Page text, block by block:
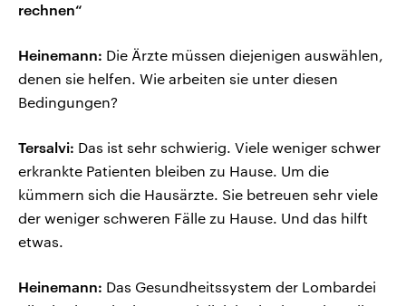
rechnen“
Heinemann: Die Ärzte müssen diejenigen auswählen,
denen sie helfen. Wie arbeiten sie unter diesen
Bedingungen?
Tersalvi: Das ist sehr schwierig. Viele weniger schwer
erkrankte Patienten bleiben zu Hause. Um die
kümmern sich die Hausärzte. Sie betreuen sehr viele
der weniger schweren Fälle zu Hause. Und das hilft
etwas.
Heinemann: Das Gesundheitssystem der Lombardei